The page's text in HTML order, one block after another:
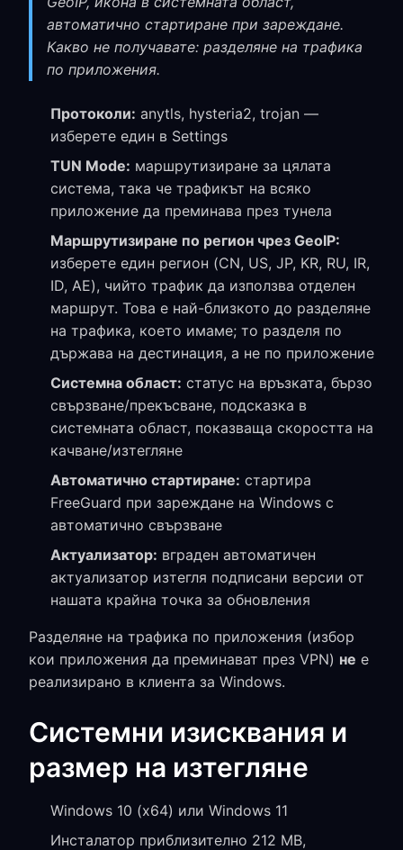
автоматично стартиране при зареждане.
Какво не получавате: разделяне на трафика
по приложения.
Протоколи: anytls, hysteria2, trojan —
изберете един в Settings
TUN Mode: маршрутизиране за цялата
система, така че трафикът на всяко
приложение да преминава през тунела
Маршрутизиране по регион чрез GeoIP:
изберете един регион (CN, US, JP, KR, RU, IR,
ID, AE), чийто трафик да използва отделен
маршрут. Това е най-близкото до разделяне
на трафика, което имаме; то разделя по
държава на дестинация, а не по приложение
Системна област: статус на връзката, бързо
свързване/прекъсване, подсказка в
системната област, показваща скоростта на
качване/изтегляне
Автоматично стартиране: стартира
FreeGuard при зареждане на Windows с
автоматично свързване
Актуализатор: вграден автоматичен
актуализатор изтегля подписани версии от
нашата крайна точка за обновления
Разделяне на трафика по приложения (избор
кои приложения да преминават през VPN) не е
реализирано в клиента за Windows.
Системни изисквания и
размер на изтегляне
Windows 10 (x64) или Windows 11
Инсталатор приблизително 212 MB,